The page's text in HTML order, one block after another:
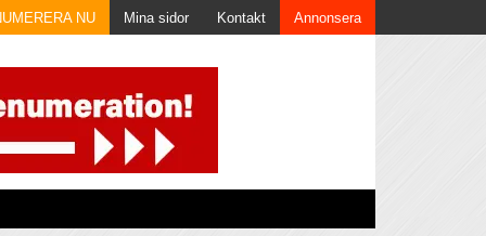
NU Mina sidor Kontakt Annonsera